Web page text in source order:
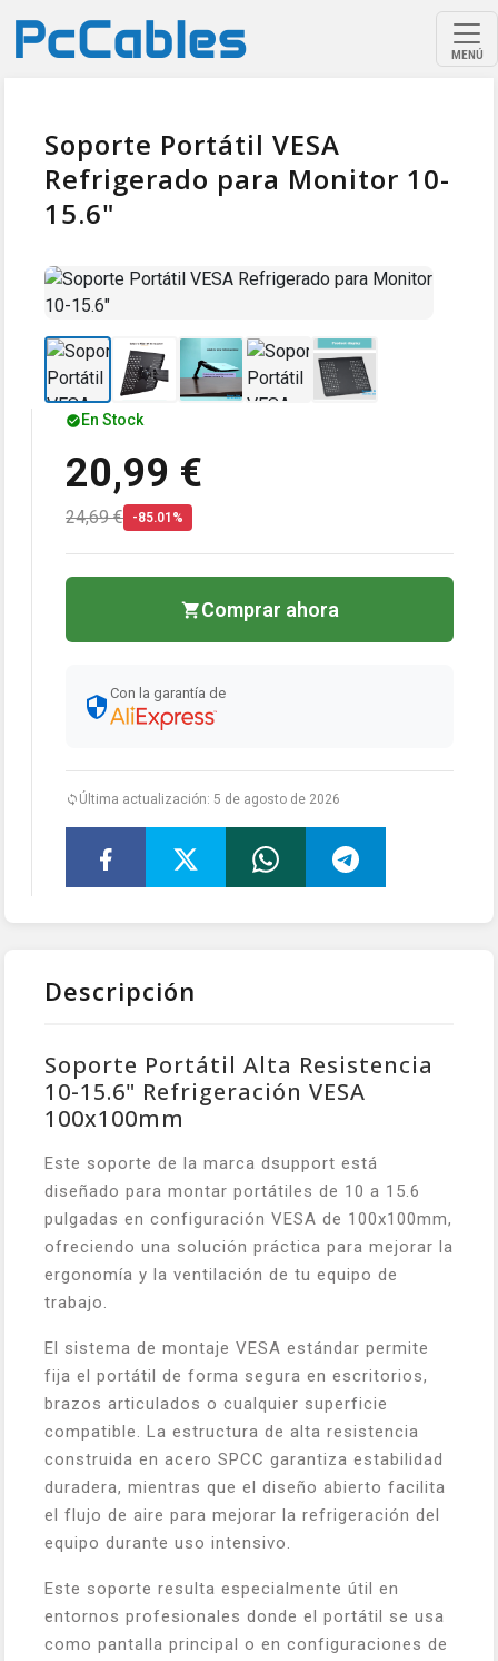
MENÚ
Soporte Portátil VESA
Refrigerado para Monitor 10-
15.6"
En Stock
20,99 €
24,69 € -85.01%
Comprar ahora
Con la garantía de
Última actualización: 5 de agosto de 2026
Descripción
Soporte Portátil Alta Resistencia
10-15.6" Refrigeración VESA
100x100mm
Este soporte de la marca dsupport está
diseñado para montar portátiles de 10 a 15.6
pulgadas en configuración VESA de 100x100mm,
ofreciendo una solución práctica para mejorar la
ergonomía y la ventilación de tu equipo de
trabajo.
El sistema de montaje VESA estándar permite
fija el portátil de forma segura en escritorios,
brazos articulados o cualquier superficie
compatible. La estructura de alta resistencia
construida en acero SPCC garantiza estabilidad
duradera, mientras que el diseño abierto facilita
el flujo de aire para mejorar la refrigeración del
equipo durante uso intensivo.
Este soporte resulta especialmente útil en
entornos profesionales donde el portátil se usa
como pantalla principal o en configuraciones de